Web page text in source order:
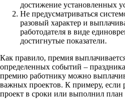
достижение установленных
Не предусматриваться
разовый характер и
работодателя в виде
достигнутые показатели.
Как правило, премия
определенных событий –
премию работнику можно
важных проектов. К примеру, если
проект в сроки или выполнил